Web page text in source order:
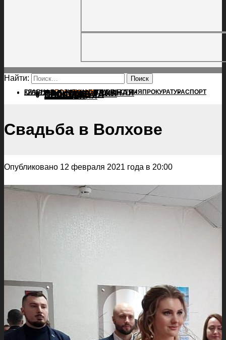
Найти:
ГЛАВНАЯПОЛИТИКАПРОИСШЕСТВИЯ ПРОКУРАТУРАСПОРТ
КУЛЬТУРАПОСЕЛЕНИЯГЛАВНАЯ
ПОЛИТИКА
ПРОИСШЕСТВИЯ
ПРОКУРАТУРА
СПОРТ
КУЛЬТУРА
ПОСЕЛЕНИЯ
Свадьба в Волхове
Опубликовано 12 февраля 2021 года в 20:00